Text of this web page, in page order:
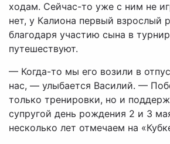
ходам. Сейчас-то уже с ним не
нет, у Калиона первый взрослый
благодаря участию сына в
путешествуют.
— Когда-то мы его возили в
нас, — улыбается Василий. —
только тренировки, но и
супругой день рождения 2 и 3
несколько лет отмечаем на